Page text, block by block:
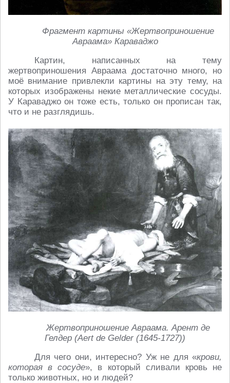
Фрагмент картины «Жертвоприношение
Авраама» Караваджо
Картин, написанных на тему
жертвоприношения Авраама достаточно много, но
моё внимание привлекли картины на эту тему, на
которых изображены некие металлические сосуды.
У Караваджо он тоже есть, только он прописан так,
что и не разглядишь.
Жертвоприношение Авраама. Арент де
Гелдер (Aert de Gelder (1645-1727))
Для чего они, интересно? Уж не для «крови,
которая в сосуде», в который сливали кровь не
только животных, но и людей?